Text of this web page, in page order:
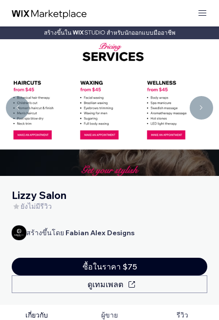
สร้างขึ้นใน สำหรับนักออกแบบมืออาชีพ
Lizzy Salon
ยังไม่มีรีวิว
สร้างขึ้นโดย Fabian Alex Designs
ซื้อในราคา $75
ดูเทมเพลต
เกี่ยวกับ ผู้ขาย รีวิว